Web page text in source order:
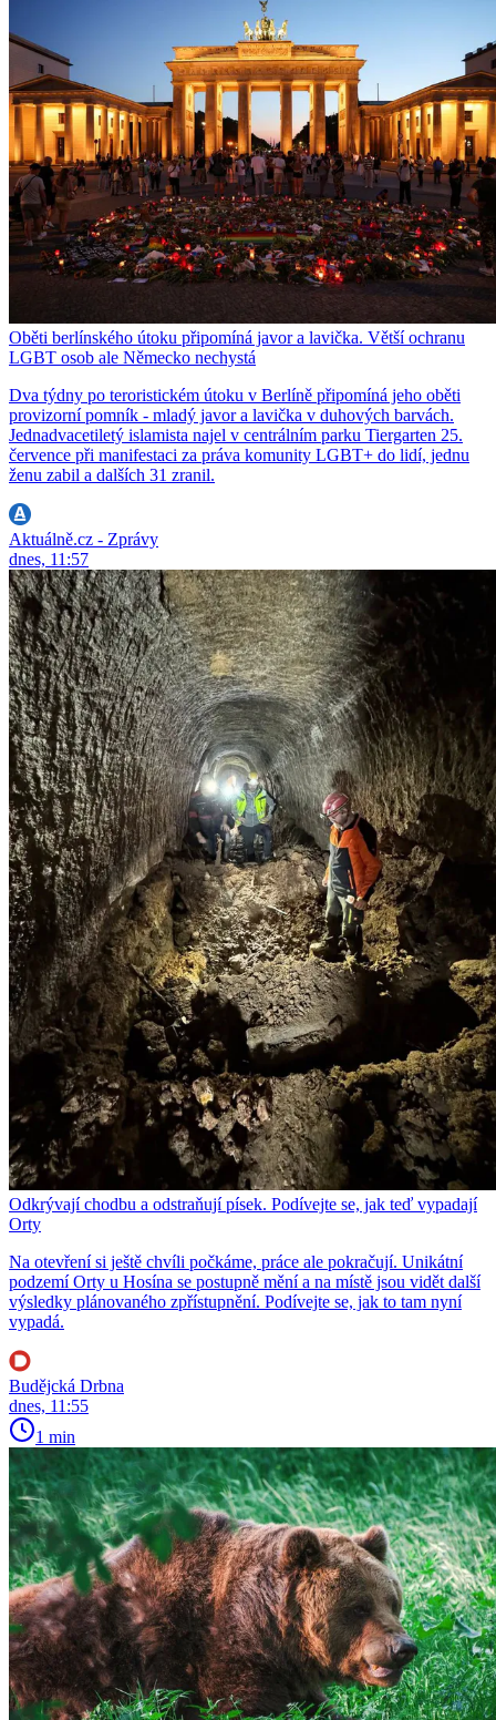
Oběti berlínského útoku připomíná javor a lavička. Větší ochranu
LGBT osob ale Německo nechystá
Dva týdny po teroristickém útoku v Berlíně připomíná jeho oběti
provizorní pomník - mladý javor a lavička v duhových barvách.
Jednadvacetiletý islamista najel v centrálním parku Tiergarten 25.
července při manifestaci za práva komunity LGBT+ do lidí, jednu
ženu zabil a dalších 31 zranil.
Aktuálně.cz - Zprávy
dnes, 11:57
Odkrývají chodbu a odstraňují písek. Podívejte se, jak teď vypadají
Orty
Na otevření si ještě chvíli počkáme, práce ale pokračují. Unikátní
podzemí Orty u Hosína se postupně mění a na místě jsou vidět další
výsledky plánovaného zpřístupnění. Podívejte se, jak to tam nyní
vypadá.
Budějcká Drbna
dnes, 11:55
1 min